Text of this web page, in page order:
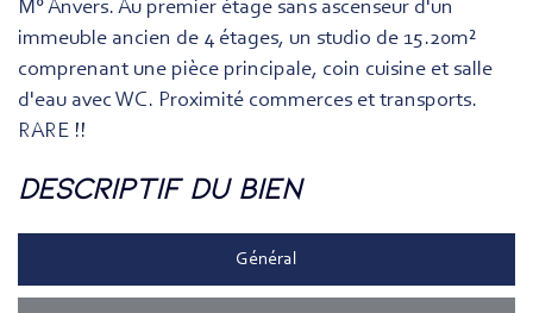
M° Anvers. Au premier étage sans ascenseur d'un
immeuble ancien de 4 étages, un studio de 15.20m²
comprenant une pièce principale, coin cuisine et salle
d'eau avec WC. Proximité commerces et transports.
RARE !!
descriptif du bien
Général